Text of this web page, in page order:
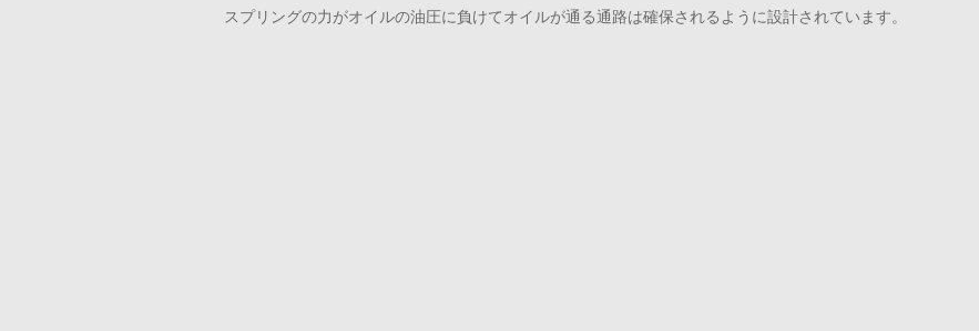
スプリングの力がオイルの油圧に負けてオイルが通る通路は確保されるように設計されています。